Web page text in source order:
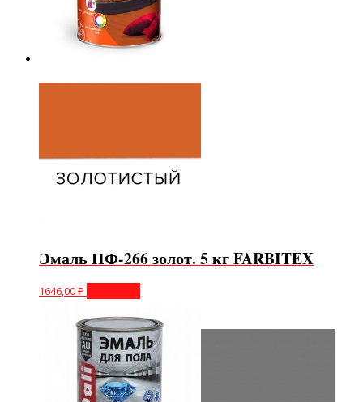
Эмаль ПФ-266 золот. 5 кг FARBITEX
1646,00₽